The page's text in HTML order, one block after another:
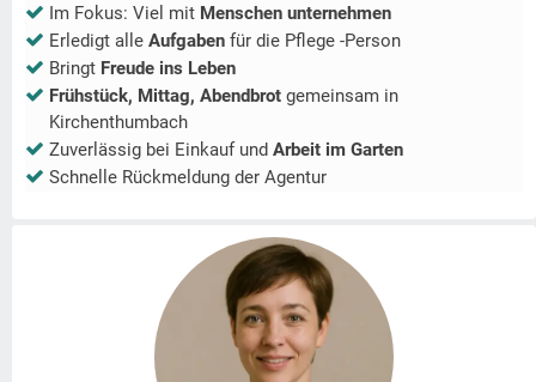
Im Fokus: Viel mit Menschen unternehmen
Erledigt alle Aufgaben für die Pflege -Person
Bringt Freude ins Leben
Frühstück, Mittag, Abendbrot gemeinsam in
Kirchenthumbach
Zuverlässig bei Einkauf und Arbeit im Garten
Schnelle Rückmeldung der Agentur